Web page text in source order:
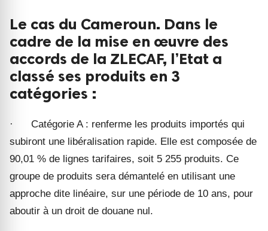
Le cas du Cameroun. Dans le
cadre de la mise en œuvre des
accords de la ZLECAF, l’Etat a
classé ses produits en 3
catégories :
·
Catégorie A : renferme les produits importés qui
subiront une libéralisation rapide. Elle est composée de
90,01 % de lignes tarifaires, soit 5 255 produits. Ce
groupe de produits sera démantelé en utilisant une
approche dite linéaire, sur une période de 10 ans, pour
aboutir à un droit de douane nul.